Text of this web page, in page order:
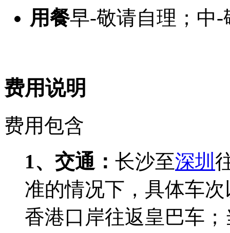
用餐早-敬请自理；中
费用说明
费用包含
1、交通：长沙至深圳
准的情况下，具体车
香港口岸往返皇巴车